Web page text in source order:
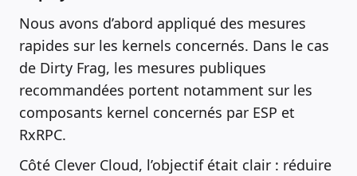
Nous avons d’abord appliqué des mesures
rapides sur les kernels concernés. Dans le cas
de Dirty Frag, les mesures publiques
recommandées portent notamment sur les
composants kernel concernés par ESP et
RxRPC.
Côté Clever Cloud, l’objectif était clair : réduire